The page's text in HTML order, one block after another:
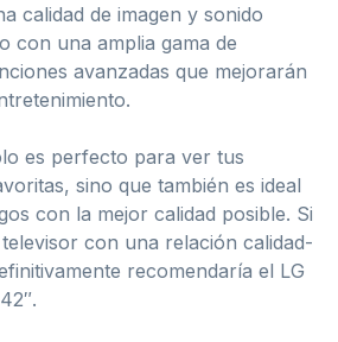
calidad de imagen y sonido
con una amplia gama de
avanzadas que mejorarán
es perfecto para ver tus
sino que también es ideal
con la mejor calidad posible. Si
con una relación calidad-
recomendaría el LG